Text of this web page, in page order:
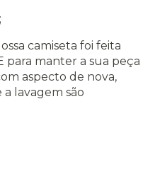
camiseta foi feita
para manter a sua peça
aspecto de nova,
lavagem são